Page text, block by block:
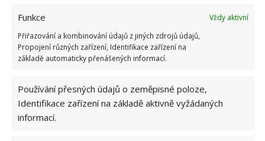
Funkce
Vždy aktivní
Přiřazování a kombinování údajů z jiných zdrojů údajů,
Propojení různých zařízení, Identifikace zařízení na
základě automaticky přenášených informací.
Používání přesných údajů o zeměpisné poloze,
Identifikace zařízení na základě aktivně vyžádaných
informací.
důsledku nedostatku světla nebo živin